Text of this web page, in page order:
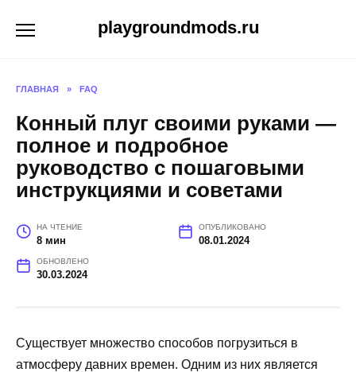
playgroundmods.ru
ГЛАВНАЯ » FAQ
Конный плуг своими руками —
полное и подробное
руководство с пошаговыми
инструкциями и советами
НА ЧТЕНИЕ
8 мин
ОПУБЛИКОВАНО
08.01.2024
ОБНОВЛЕНО
30.03.2024
Существует множество способов погрузиться в
атмосферу давних времен. Одним из них является